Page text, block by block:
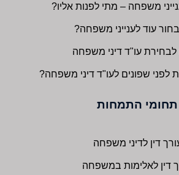
משפחה – מתי לפנות אליו?
עוד לענייני משפחה?
לבחירת עו"ד דיני משפחה
לפני שפונים לעו"ד דיני משפחה?
תחומי התמחות
דין לדיני משפחה
דין לאלימות במשפחה